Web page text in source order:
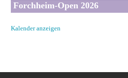
Forchheim-Open 2026
Kalender anzeigen